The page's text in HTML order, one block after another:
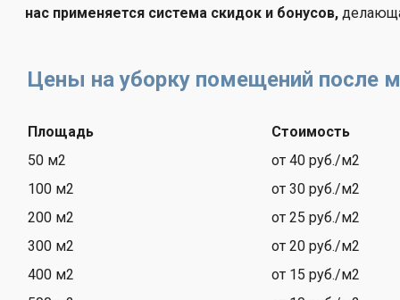
нас применяется система скидок и бонусов,
Цены на уборку помещений после
Площадь
Стоимость
50 м2
от 40 руб./м2
100 м2
от 30 руб./м2
200 м2
от 25 руб./м2
300 м2
от 20 руб./м2
400 м2
от 15 руб./м2